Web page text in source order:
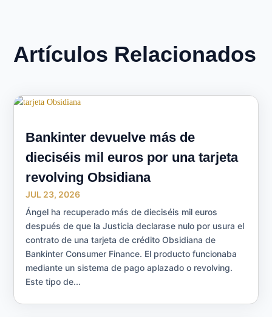
Artículos Relacionados
Bankinter devuelve más de
dieciséis mil euros por una tarjeta
revolving Obsidiana
JUL 23, 2026
Ángel ha recuperado más de dieciséis mil euros
después de que la Justicia declarase nulo por usura el
contrato de una tarjeta de crédito Obsidiana de
Bankinter Consumer Finance. El producto funcionaba
mediante un sistema de pago aplazado o revolving.
Este tipo de...